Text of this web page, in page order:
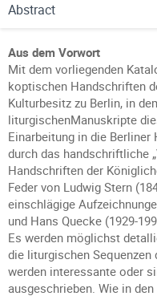
Abstract
Aus dem Vorwort
Mit dem vorliegenden
koptischen Handschriften
Kulturbesitz zu Berlin, in
liturgischenManuskripte
Einarbeitung in die
durch das handschriftliche
Handschriften der
Feder von Ludwig Stern
einschlägige
und Hans Quecke (1929-
Es werden möglichst
die liturgischen
werden interessante oder
ausgeschrieben. Wie in